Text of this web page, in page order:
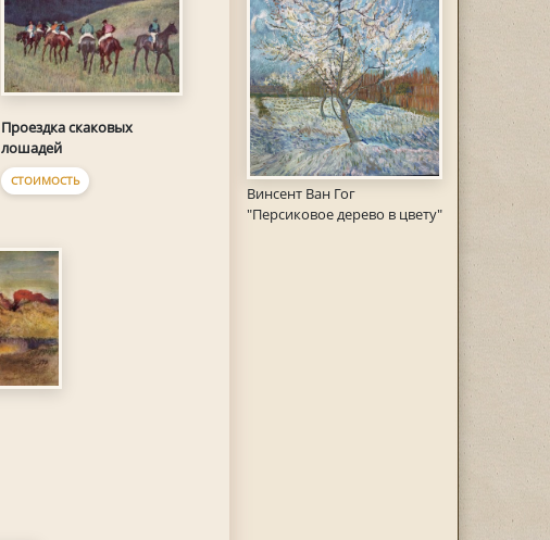
Винсент Ван Гог
"Персиковое дерево в цвету"
Проездка скаковых
лошадей
СТОИМОСТЬ